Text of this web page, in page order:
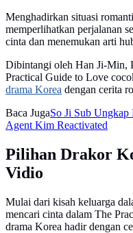
Menghadirkan situasi
memperlihatkan perjalanan
cinta dan menemukan arti
Dibintangi oleh Han Ji-Min,
Practical Guide to Love
drama Korea dengan cerita
Baca JugaSo Ji Sub Ungkap
Agent Kim Reactivated
Pilihan Drakor
Vidio
Mulai dari kisah keluarga
mencari cinta dalam The
drama Korea hadir dengan